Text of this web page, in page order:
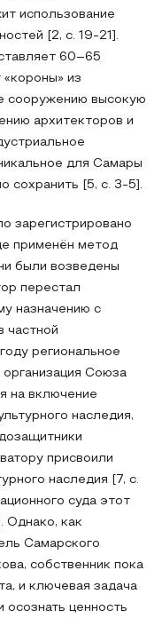
использование
[2, с. 19-21].
60–65
из
сооружению высокую
архитекторов и
для Самары
сохранить [5, с. 3-5].
зарегистрировано
применён метод
были возведены
перестал
назначению с
частной
региональное
Союза
на включение
наследия,
присвоили
наследия [7, с.
суда этот
Однако, как
Самарского
собственник пока
и ключевая задача
осознать ценность